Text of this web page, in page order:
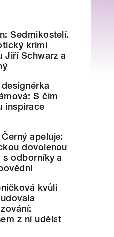
Sedmikostelí.
krimi
Jiří Schwarz a
S čím
inspirace
apeluje:
dovolenou
odborníky a
kvůli
z ní udělat